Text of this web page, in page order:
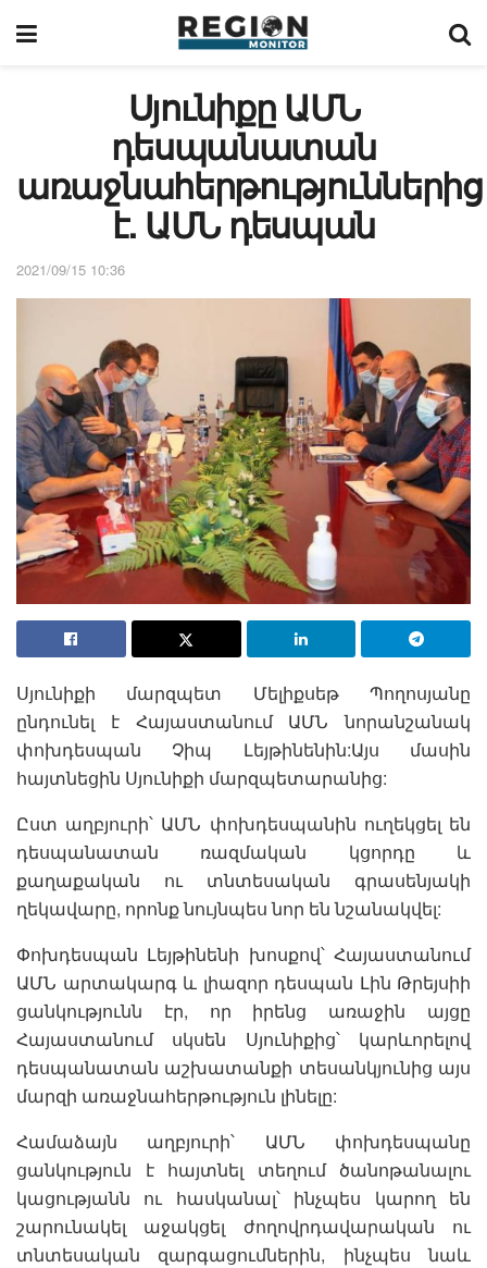
Սյունիքը ԱՄՆ
դեսպանատան
առաջնահերթություններից
է. ԱՄՆ դեսպան
2021/09/15 10:36
Սյունիքի մարզպետ Մելիքսեթ Պողոսյանը
ընդունել է Հայաստանում ԱՄՆ նորանշանակ
փոխդեսպան Չիպ Լեյթինենին:Այս մասին
հայտնեցին Սյունիքի մարզպետարանից:
Ըստ աղբյուրի՝ ԱՄՆ փոխդեսպանին ուղեկցել են
դեսպանատան ռազմական կցորդը և
քաղաքական ու տնտեսական գրասենյակի
ղեկավարը, որոնք նույնպես նոր են նշանակվել:
Փոխդեսպան Լեյթինենի խոսքով՝ Հայաստանում
ԱՄՆ արտակարգ և լիազոր դեսպան Լին Թրեյսիի
ցանկությունն էր, որ իրենց առաջին այցը
Հայաստանում սկսեն Սյունիքից՝ կարևորելով
դեսպանատան աշխատանքի տեսանկյունից այս
մարզի առաջնահերթություն լինելը:
Համաձայն աղբյուրի՝ ԱՄՆ փոխդեսպանը
ցանկություն է հայտնել տեղում ծանոթանալու
կացությանն ու հասկանալ՝ ինչպես կարող են
շարունակել աջակցել ժողովրդավարական ու
տնտեսական զարգացումներին, ինչպես նաև